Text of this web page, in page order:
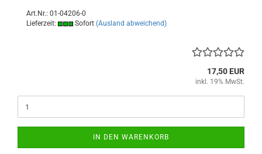
Art.Nr.: 01-04206-0
Lieferzeit:
Sofort (Ausland abweichend)
17,50 EUR
inkl. 19% MwSt.
IN DEN WARENKORB